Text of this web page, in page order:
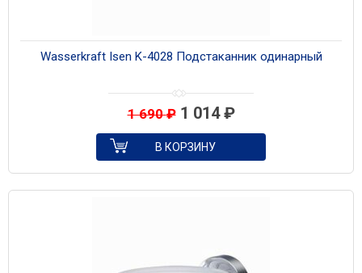
Wasserkraft Isen K-4028 Подстаканник одинарный
1 690₽ 1 014₽
В КОРЗИНУ